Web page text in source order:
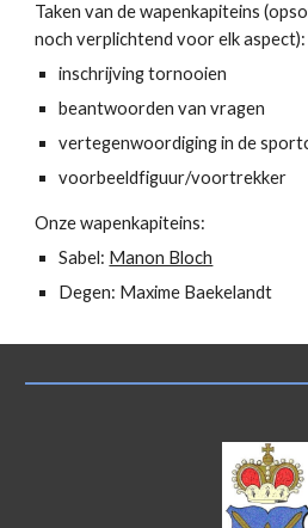
Taken van de wapenkapiteins
noch verplichtend voor elk aspect):
inschrijving tornooien
beantwoorden van vragen
vertegenwoordiging in de
voorbeeldfiguur/voortrekker
Onze wapenkapiteins:
Sabel: Manon Bloch
Degen: Maxime Baekelandt